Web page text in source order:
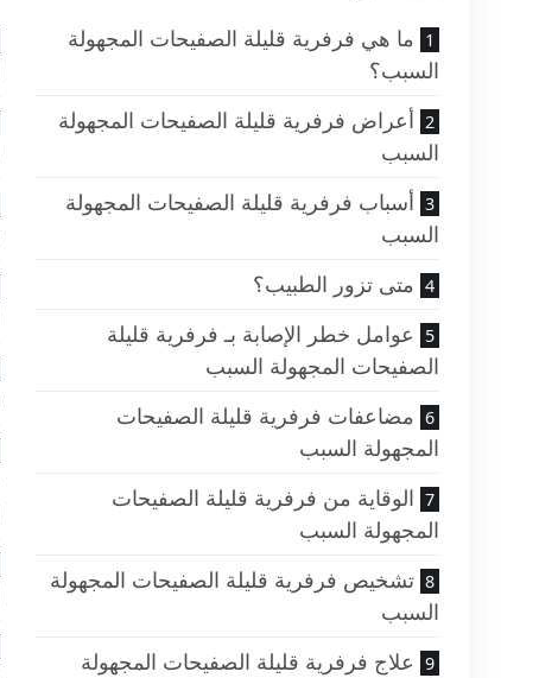
ما هي فرفرية قليلة الصفيحات المجهولة
السبب؟
أعراض فرفرية قليلة الصفيحات المجهولة
السبب
أسباب فرفرية قليلة الصفيحات المجهولة
السبب
متى تزور الطبيب؟
عوامل خطر الإصابة بـ فرفرية قليلة
الصفيحات المجهولة السبب
مضاعفات فرفرية قليلة الصفيحات
المجهولة السبب
الوقاية من فرفرية قليلة الصفيحات
المجهولة السبب
تشخيص فرفرية قليلة الصفيحات المجهولة
السبب
علاج فرفرية قليلة الصفيحات المجهولة